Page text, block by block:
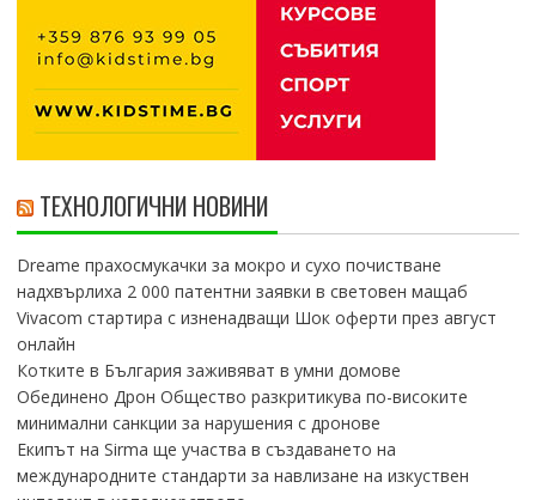
ТЕХНОЛОГИЧНИ НОВИНИ
Dreame прахосмукачки за мокро и сухо почистване
надхвърлиха 2 000 патентни заявки в световен мащаб
Vivacom стартира с изненадващи Шок оферти през август
онлайн
Котките в България заживяват в умни домове
Обединено Дрон Общество разкритикува по-високите
минимални санкции за нарушения с дронове
Екипът на Sirma ще участва в създаването на
международните стандарти за навлизане на изкуствен